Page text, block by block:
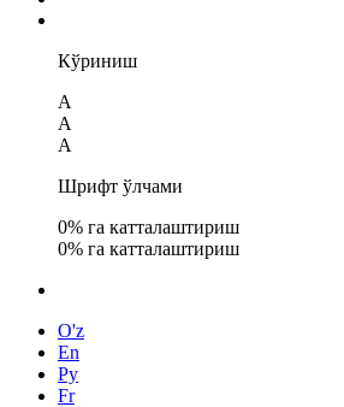
Кўриниш
A
A
A
Шрифт ўлчами
0% га катталаштириш
0% га катталаштириш
O'z
En
Ру
Fr